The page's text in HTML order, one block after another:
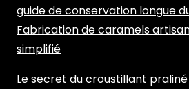
guide de conservation longue
Fabrication de caramels
simplifié
Le secret du croustillant